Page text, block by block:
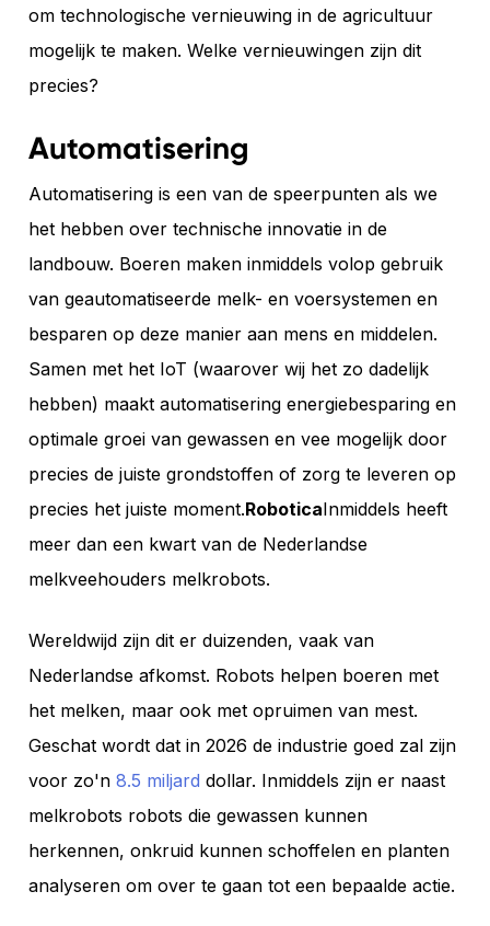
om technologische vernieuwing in de agricultuur
mogelijk te maken. Welke vernieuwingen zijn dit
precies?
Automatisering
Automatisering is een van de speerpunten als we
het hebben over technische innovatie in de
landbouw. Boeren maken inmiddels volop gebruik
van geautomatiseerde melk- en voersystemen en
besparen op deze manier aan mens en middelen.
Samen met het IoT (waarover wij het zo dadelijk
hebben) maakt automatisering energiebesparing en
optimale groei van gewassen en vee mogelijk door
precies de juiste grondstoffen of zorg te leveren op
precies het juiste moment.RoboticaInmiddels heeft
meer dan een kwart van de Nederlandse
melkveehouders melkrobots.
Wereldwijd zijn dit er duizenden, vaak van
Nederlandse afkomst. Robots helpen boeren met
het melken, maar ook met opruimen van mest.
Geschat wordt dat in 2026 de industrie goed zal zijn
voor zo'n 8.5 miljard dollar. Inmiddels zijn er naast
melkrobots robots die gewassen kunnen
herkennen, onkruid kunnen schoffelen en planten
analyseren om over te gaan tot een bepaalde actie.